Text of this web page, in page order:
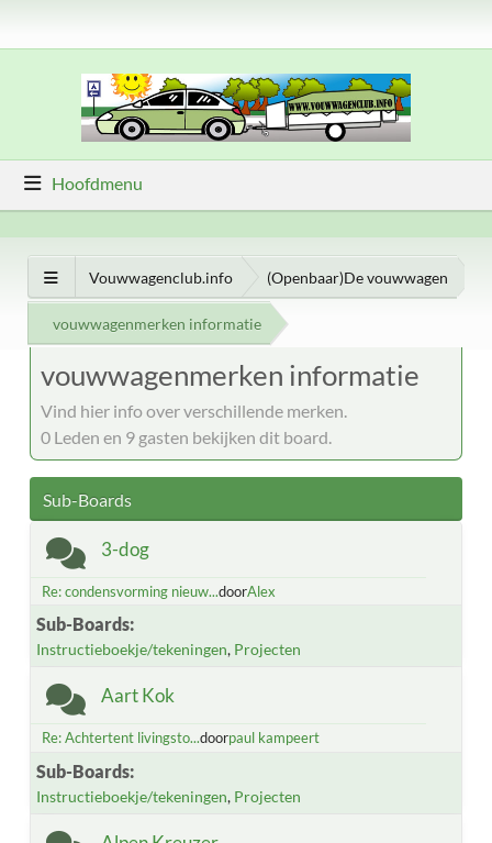
Hoofdmenu
Vouwwagenclub.info (Openbaar)De vouwwagen
vouwwagenmerken informatie
vouwwagenmerken informatie
Vind hier info over verschillende merken.
0 Leden en 9 gasten bekijken dit board.
Sub-Boards
3-dog
Re: condensvorming nieuw...doorAlex
Sub-Boards
Instructieboekje/tekeningen Projecten
Aart Kok
Re: Achtertent livingsto...doorpaul kampeert
Sub-Boards
Instructieboekje/tekeningen Projecten